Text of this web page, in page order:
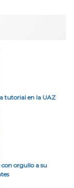
tutorial en la UAZ
con orgullo a su